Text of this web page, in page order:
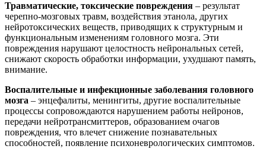
Травматические, токсические повреждения – результат
черепно-мозговых травм, воздействия этанола, других
нейротоксических веществ, приводящих к структурным и
функциональным изменениям головного мозга. Эти
повреждения нарушают целостность нейрональных сетей,
снижают скорость обработки информации, ухудшают память,
внимание.
Воспалительные и инфекционные заболевания головного
мозга – энцефалиты, менингиты, другие воспалительные
процессы сопровождаются нарушением работы нейронов,
передачи нейротрансмиттеров, образованием очагов
повреждения, что влечет снижение познавательных
способностей, появление психоневрологических симптомов.